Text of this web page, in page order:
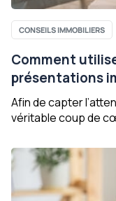
CONSEILS IMMOBILIERS
Comment
présentations
clients ?
Afin de capter
véritable coup de